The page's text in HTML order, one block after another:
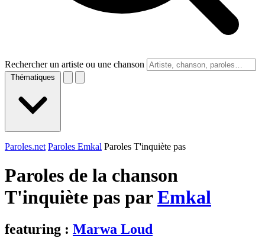
Rechercher un artiste ou une chanson
Thématiques
Paroles.net Paroles Emkal Paroles T'inquiète pas
Paroles de la chanson
T'inquiète pas parEmkal
featuring : Marwa Loud